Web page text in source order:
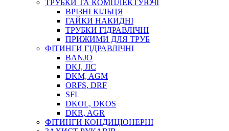
ТРУБКИ ТА КОМПЛЕКТУЮЧІ
ВРІЗНІ КІЛЬЦЯ
ГАЙКИ НАКИДНІ
ТРУБКИ ГІДРАВЛІЧНІ
ПРИЖИМИ ДЛЯ ТРУБ
ФІТИНГИ ГІДРАВЛІЧНІ
BANJO
DKJ, JIC
DKM, AGM
ORFS, DRF
SFL
DKOL, DKOS
DKR, AGR
ФІТИНГИ КОНДИЦІОНЕРНІ